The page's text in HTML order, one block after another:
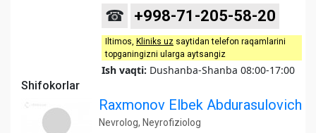
☎ +998-71-205-58-20
Iltimos, Kliniks uz saytidan telefon raqamlarini
topganingizni ularga aytsangiz
Ish vaqti: Dushanba-Shanba 08:00-17:00
Shifokorlar
Raxmonov Elbek Abdurasulovich
Nevrolog, Neyrofiziolog